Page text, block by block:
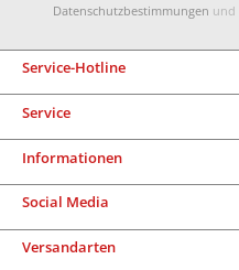
Datenschutzbestimmungen und
Service-Hotline
Service
Informationen
Social Media
Versandarten